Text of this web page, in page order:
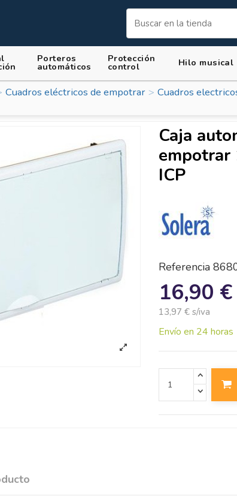
Porteros
automáticos
Protección
control Hilo musical
Cuadros eléctricos de empotrar Cuadros
Caja
empotrar
ICP
Referencia
16,90 €
13,97 € s/iva
Envío en 24 horas